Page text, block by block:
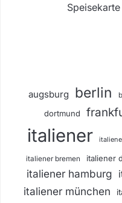
augsburg berlin
dortmund
italiener
italiener bremen italiener
italiener hamburg
italiener münchen